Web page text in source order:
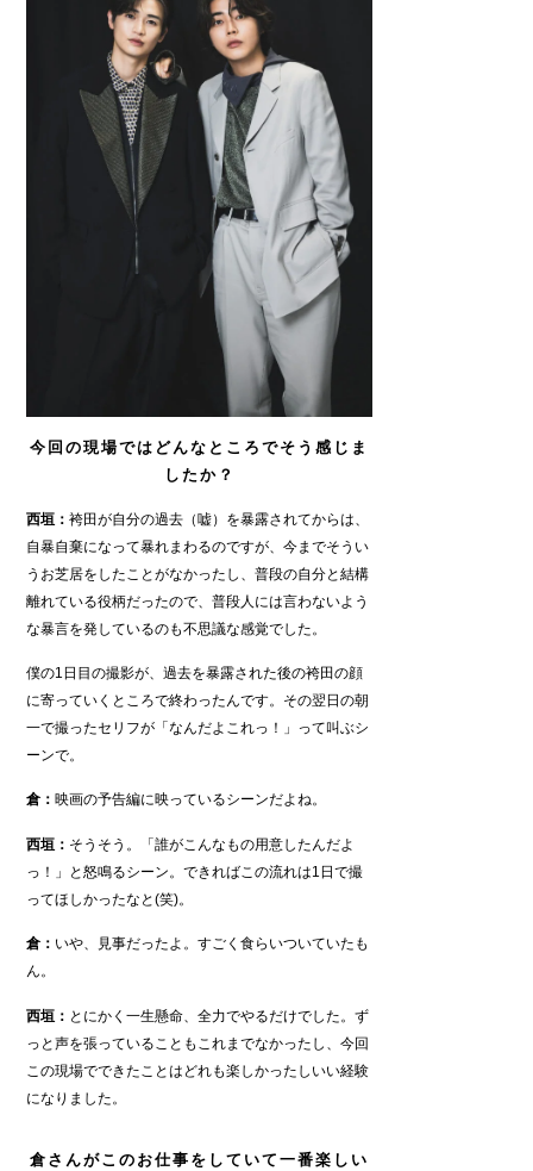
今回の現場ではどんなところでそう感じま
したか？
西垣：袴田が自分の過去（嘘）を暴露されてからは、
自暴自棄になって暴れまわるのですが、今までそうい
うお芝居をしたことがなかったし、普段の自分と結構
離れている役柄だったので、普段人には言わないよう
な暴言を発しているのも不思議な感覚でした。
僕の1日目の撮影が、過去を暴露された後の袴田の顔
に寄っていくところで終わったんです。その翌日の朝
一で撮ったセリフが「なんだよこれっ！」って叫ぶシ
ーンで。
倉：映画の予告編に映っているシーンだよね。
西垣： そうそう。「誰がこんなもの用意したんだよ
っ！」と怒鳴るシーン。できればこの流れは1日で撮
ってほしかったなと(笑)。
倉： いや、見事だったよ。すごく食らいついていたも
ん。
西垣： とにかく一生懸命、全力でやるだけでした。ず
っと声を張っていることもこれまでなかったし、今回
この現場でできたことはどれも楽しかったしいい経験
になりました。
倉さんがこのお仕事をしていて一番楽しい